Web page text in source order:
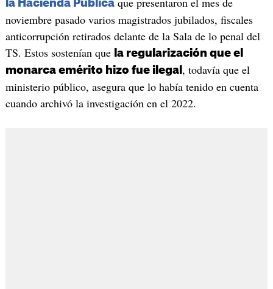
la Hacienda Pública
noviembre pasado varios magistrados jubilados, fiscales
anticorrupción retirados delante de la Sala de lo penal del
TS. Estos sostenían que la regularización que el
monarca emérito hizo fue ilegal , todavía que el
ministerio público, asegura que lo había tenido en cuenta
cuando archivó la investigación en el 2022.